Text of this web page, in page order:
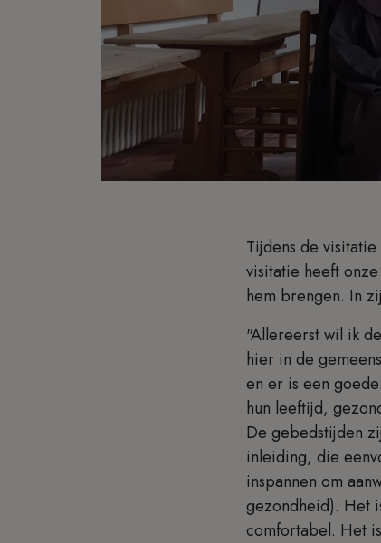
Tijdens de
visitatie heeft
hem brengen. In
"Allereerst wil ik
hier in de
en er is een
hun leeftijd,
De gebedstijden
inleiding, die
inspannen om
gezondheid). Het
comfortabel. Het